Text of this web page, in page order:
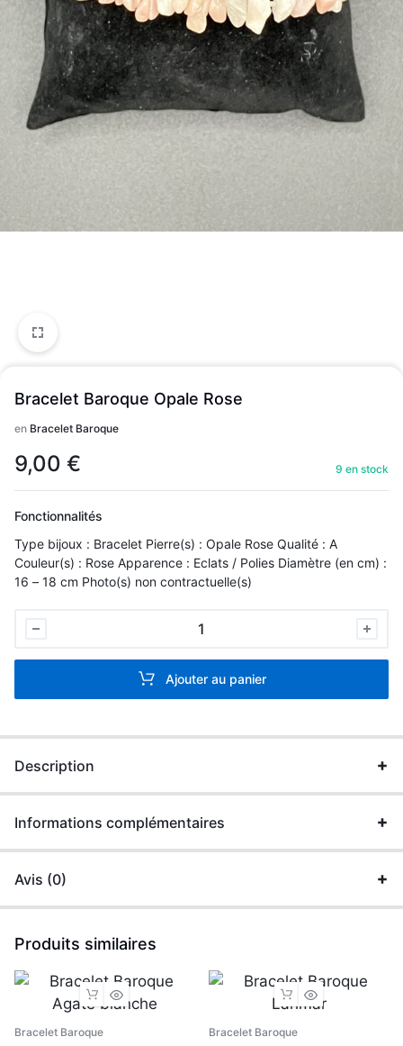
Bracelet Baroque Opale Rose
en Bracelet Baroque
9,00 € 9 en stock
Fonctionnalités
Type bijoux : Bracelet Pierre(s) : Opale Rose Qualité : A
Couleur(s) : Rose Apparence : Eclats / Polies Diamètre (en cm) :
16 – 18 cm Photo(s) non contractuelle(s)
Ajouter au panier
Description
Informations complémentaires
Avis (0)
Produits similaires
Bracelet Baroque Bracelet Baroque